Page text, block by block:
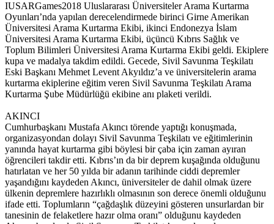
IUSARGames2018 Uluslararası Üniversiteler Arama Kurtarma
Oyunları’nda yapılan derecelendirmede birinci Girne Amerikan
Üniversitesi Arama Kurtarma Ekibi, ikinci Endonezya İslam
Üniversitesi Arama Kurtarma Ekibi, üçüncü Kıbrıs Sağlık ve
Toplum Bilimleri Üniversitesi Arama Kurtarma Ekibi geldi. Ekiplere
kupa ve madalya takdim edildi. Gecede, Sivil Savunma Teşkilatı
Eski Başkanı Mehmet Levent Akyıldız’a ve üniversitelerin arama
kurtarma ekiplerine eğitim veren Sivil Savunma Teşkilatı Arama
Kurtarma Şube Müdürlüğü ekibine anı plaketi verildi.
AKINCI
Cumhurbaşkanı Mustafa Akıncı törende yaptığı konuşmada,
organizasyondan dolayı Sivil Savunma Teşkilatı ve eğitimlerinin
yanında hayat kurtarma gibi böylesi bir çaba için zaman ayıran
öğrencileri takdir etti. Kıbrıs’ın da bir deprem kuşağında olduğunu
hatırlatan ve her 50 yılda bir adanın tarihinde ciddi depremler
yaşandığını kaydeden Akıncı, üniversiteler de dahil olmak üzere
ülkenin depremlere hazırlıklı olmasının son derece önemli olduğunu
ifade etti. Toplumların “çağdaşlık düzeyini gösteren unsurlardan bir
tanesinin de felaketlere hazır olma oranı” olduğunu kaydeden